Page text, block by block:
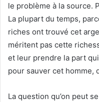
le problème à la source.
La plupart du temps,
riches ont trouvé cet
méritent pas cette
et leur prendre la part
pour sauver cet homme,
La question qu’on peut